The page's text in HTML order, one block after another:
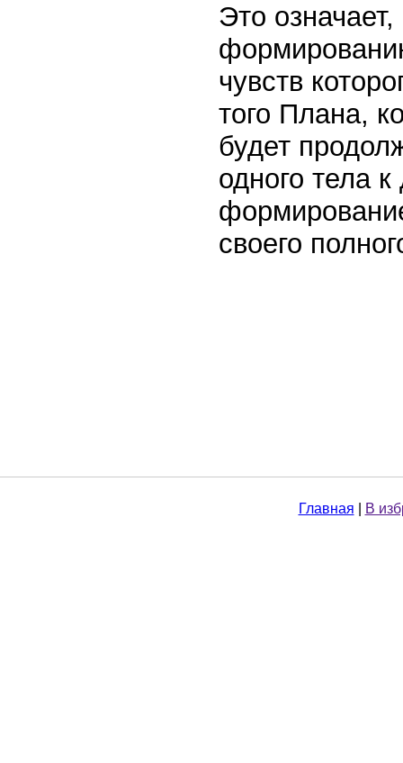
Это
чувств
того Плана,
будет
одного тела
своего
Главная В